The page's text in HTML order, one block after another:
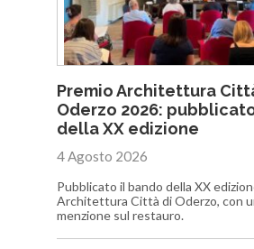
Premio Architettura
Oderzo 2026:
della XX edizione
4 Agosto 2026
Pubblicato il bando della XX
Architettura Città di Oderzo, con
menzione sul restauro.